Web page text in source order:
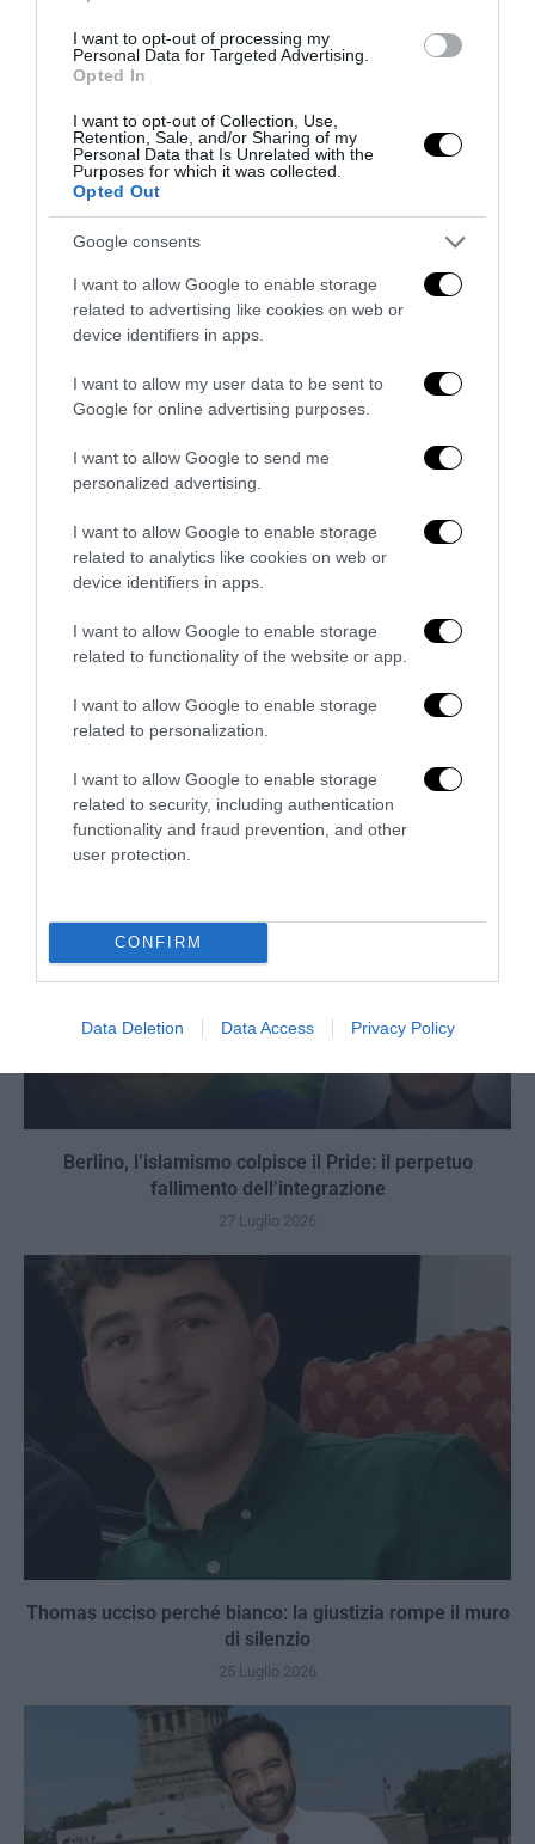
I want to opt-out of processing my
Personal Data for Targeted Advertising.
Opted In
I want to opt-out of Collection, Use,
Retention, Sale, and/or Sharing of my
Personal Data that Is Unrelated with the
Purposes for which it was collected.
Opted Out
Google consents
I want to allow Google to enable storage
related to advertising like cookies on web or
device identifiers in apps.
I want to allow my user data to be sent to
Google for online advertising purposes.
I want to allow Google to send me
personalized advertising.
I want to allow Google to enable storage
related to analytics like cookies on web or
device identifiers in apps.
I want to allow Google to enable storage
related to functionality of the website or app.
I want to allow Google to enable storage
related to personalization.
I want to allow Google to enable storage
related to security, including authentication
functionality and fraud prevention, and other
user protection.
CONFIRM
Data Deletion Data Access Privacy Policy
l’ancella di Sánchez
1 Agosto 2026
Berlino, il jihadista era già sorvegliato: l’Europa conosce
la minaccia ma non riesce a...
29 Luglio 2026
Berlino, l’islamismo colpisce il Pride: il perpetuo
fallimento dell’integrazione
27 Luglio 2026
Thomas ucciso perché bianco: la giustizia rompe il muro
di silenzio
25 Luglio 2026